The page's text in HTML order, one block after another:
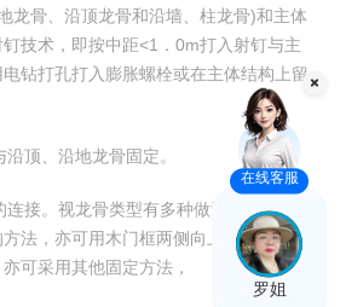
骨、沿顶龙骨和沿墙、柱龙骨)和主体
技术，即按中距<1．0m打入射钉与主
钻打孔打入膨胀螺栓或在主体结构上留
顶、沿地龙骨固定。
接。视龙骨类型有多种做法，有采取加
法，亦可用木门框两侧向上延长，插人
可采用其他固定方法，
在线客服
罗姐